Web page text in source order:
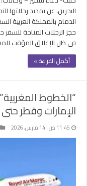
البحرين، عن تمديد رحلاتها
الدمام بالمملكة العربية
في ظل الإغلاق المؤقت
أكمل القراءة »
“الخطوط
الإمارات وقطر حتى 31 مارس
11:45 ص | 14 مارس، 2026